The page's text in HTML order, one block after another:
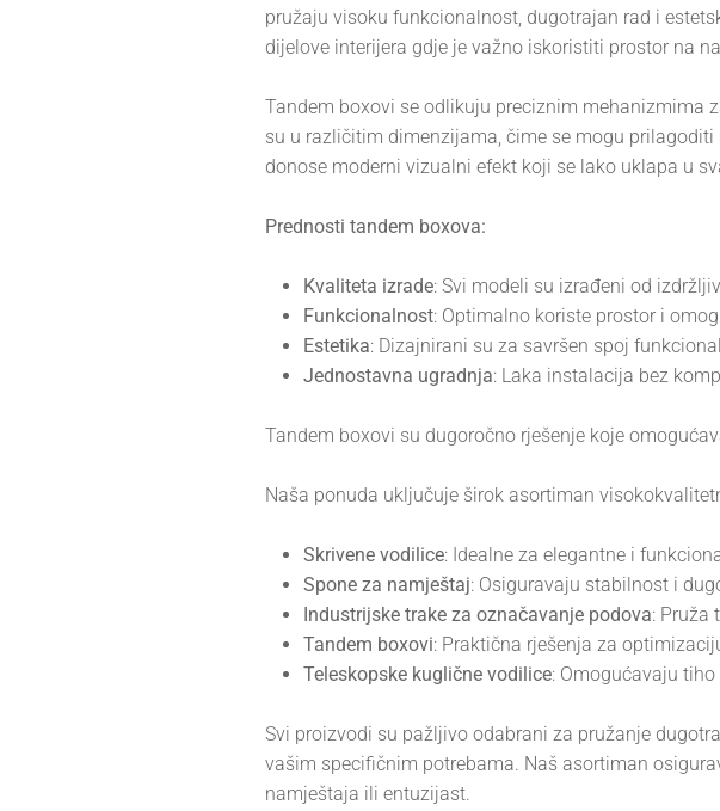
pružaju visoku funkcionalnost, dugotrajan rad i
dijelove interijera gdje je važno iskoristiti prostor na
Tandem boxovi se odlikuju preciznim mehanizmima
su u različitim dimenzijama, čime se mogu
donose moderni vizualni efekt koji se lako uklapa u
Prednosti tandem boxova:
Kvaliteta izrade: Svi modeli su izrađeni od
Funkcionalnost: Optimalno koriste prostor i
Estetika: Dizajnirani su za savršen spoj
Jednostavna ugradnja: Laka instalacija bez
Tandem boxovi su dugoročno rješenje koje
Naša ponuda uključuje širok asortiman
Skrivene vodilice: Idealne za elegantne i
Spone za namještaj: Osiguravaju stabilnost i
Industrijske trake za označavanje podova: Pruža
Tandem boxovi: Praktična rješenja za
Teleskopske kuglične vodilice: Omogućavaju
Svi proizvodi su pažljivo odabrani za pružanje
vašim specifičnim potrebama. Naš asortiman
namještaja ili entuzijast.